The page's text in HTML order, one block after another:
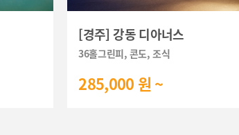
[경주] 강동 디아너스
36홀그린피, 콘도, 조식
285,000 원 ~